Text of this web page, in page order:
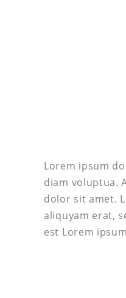
Lorem ipsum
diam voluptua.
dolor sit amet.
aliquyam erat,
est Lorem